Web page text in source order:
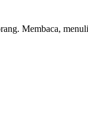
Membaca,